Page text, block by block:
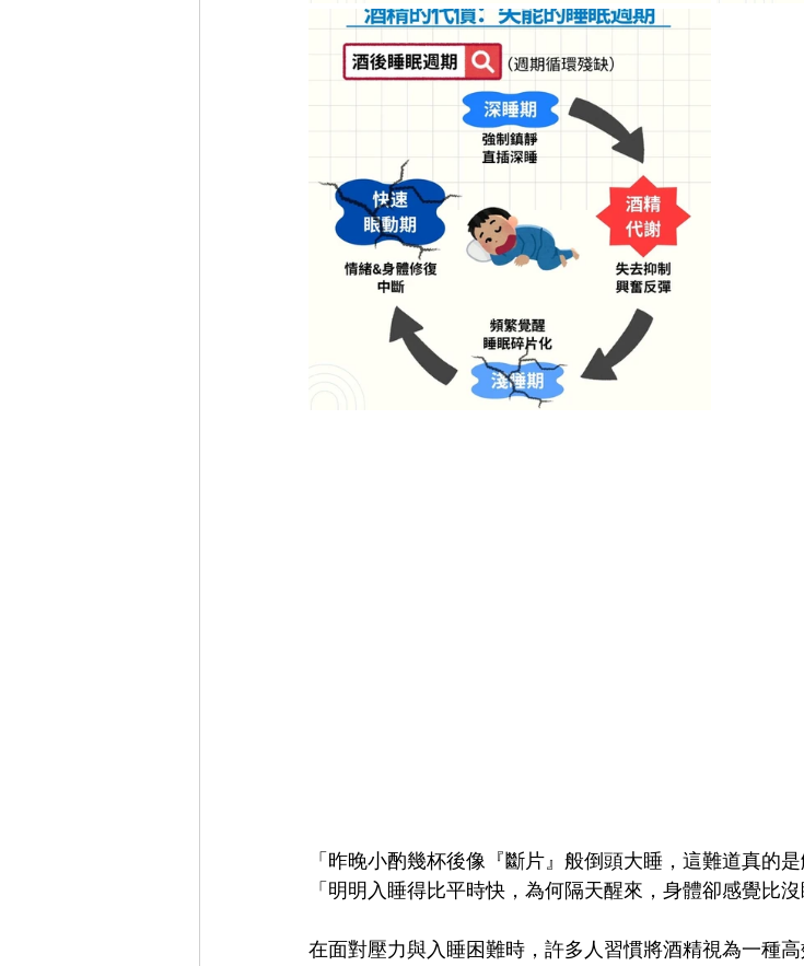
「昨晚小酌幾杯後像『斷片』般倒頭大睡，這難道真的
「明明入睡得比平時快，為何隔天醒來，身體卻感覺比
在面對壓力與入睡困難時，許多人習慣將酒精視為一種